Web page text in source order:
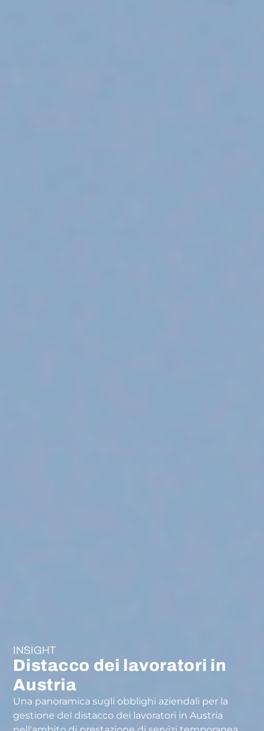
INSIGHT
Distacco dei lavoratori in
Austria
Una panoramica sugli obblighi aziendali per la
gestione del distacco dei lavoratori in Austria